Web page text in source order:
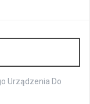
Urządzenia Do